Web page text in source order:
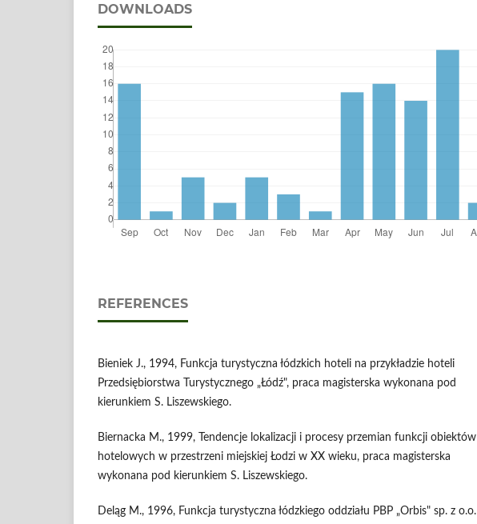
DOWNLOADS
REFERENCES
Bieniek J., 1994, Funkcja turystyczna łódzkich hoteli na przykładzie hoteli
Przedsiębiorstwa Turystycznego „Łódź", praca magisterska wykonana pod
kierunkiem S. Liszewskiego.
Biernacka M., 1999, Tendencje lokalizacji i procesy przemian funkcji obiektów
hotelowych w przestrzeni miejskiej Łodzi w XX wieku, praca magisterska
wykonana pod kierunkiem S. Liszewskiego.
Deląg M., 1996, Funkcja turystyczna łódzkiego oddziału PBP „Orbis" sp. z